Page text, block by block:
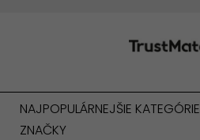
NAJPOPULÁRNEJŠIE KATEGÓRIE
ZNAČKY